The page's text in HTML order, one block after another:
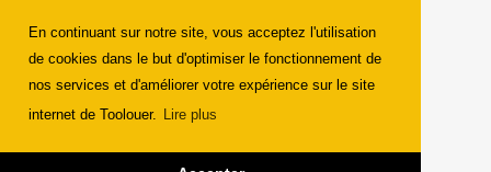
En continuant sur notre site, vous acceptez l'utilisation
de cookies dans le but d'optimiser le fonctionnement de
nos services et d'améliorer votre expérience sur le site
internet de Toolouer.
Lire plus
Contact
Service Client
01 43 71 45 35
*prix d'un appel local